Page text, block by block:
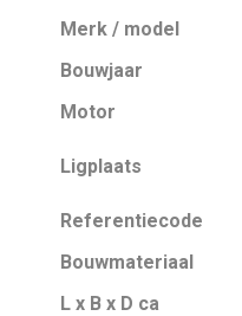
Merk / model
Bouwjaar
Motor
Ligplaats
Referentiecode
Bouwmateriaal
L x B x D ca